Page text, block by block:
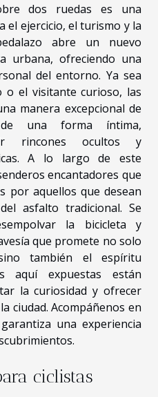
dos ruedas es una
el ejercicio, el turismo y la
abre un nuevo
urbana, ofreciendo una
del entorno. Ya sea
o el visitante curioso, las
manera excepcional de
una forma íntima,
rincones ocultos y
A lo largo de este
encantadores que
por aquellos que desean
asfalto tradicional. Se
la bicicleta y
que promete no solo
también el espíritu
aquí expuestas están
la curiosidad y ofrecer
ciudad. Acompáñenos en
una experiencia
ciclistas